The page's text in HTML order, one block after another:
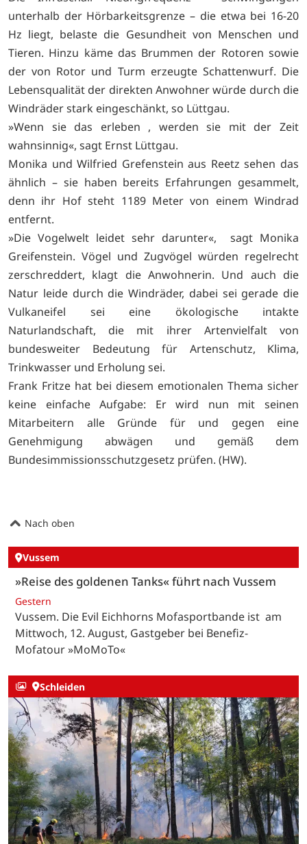
unterhalb der Hörbarkeitsgrenze – die etwa bei 16-20
Hz liegt, belaste die Gesundheit von Menschen und
Tieren. Hinzu käme das Brummen der Rotoren sowie
der von Rotor und Turm erzeugte Schattenwurf. Die
Lebensqualität der direkten Anwohner würde durch die
Windräder stark eingeschänkt, so Lüttgau.
»Wenn sie das erleben , werden sie mit der Zeit
wahnsinnig«, sagt Ernst Lüttgau.
Monika und Wilfried Grefenstein aus Reetz sehen das
ähnlich – sie haben bereits Erfahrungen gesammelt,
denn ihr Hof steht 1189 Meter von einem Windrad
entfernt.
»Die Vogelwelt leidet sehr darunter«, sagt Monika
Greifenstein. Vögel und Zugvögel würden regelrecht
zerschreddert, klagt die Anwohnerin. Und auch die
Natur leide durch die Windräder, dabei sei gerade die
Vulkaneifel sei eine ökologische intakte
Naturlandschaft, die mit ihrer Artenvielfalt von
bundesweiter Bedeutung für Artenschutz, Klima,
Trinkwasser und Erholung sei.
Frank Fritze hat bei diesem emotionalen Thema sicher
keine einfache Aufgabe: Er wird nun mit seinen
Mitarbeitern alle Gründe für und gegen eine
Genehmigung abwägen und gemäß dem
Bundesimmissionsschutzgesetz prüfen. (HW).
Nach oben
Vussem
»Reise des goldenen Tanks« führt nach Vussem
Gestern
Vussem. Die Evil Eichhorns Mofasportbande ist am
Mittwoch, 12. August, Gastgeber bei Benefiz-
Mofatour »MoMoTo«
Schleiden